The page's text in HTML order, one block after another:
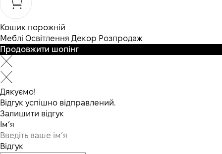
Кошик порожній
Меблі Освітлення Декор Розпродаж
Продовжити шопінг
Дякуємо!
Відгук успішно відправлений.
Залишити відгук
Ім’я
Відгук